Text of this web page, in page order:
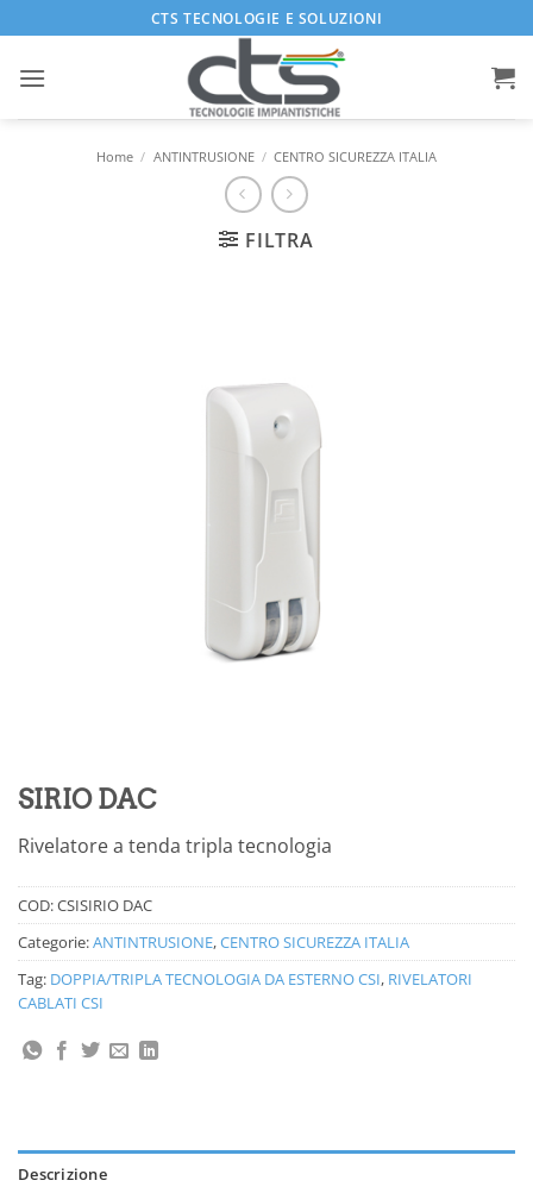
ai
contenuti
CTS TECNOLOGIE E SOLUZIONI
Home / ANTINTRUSIONE / CENTRO SICUREZZA ITALIA
FILTRA
SIRIO DAC
Rivelatore a tenda tripla tecnologia
COD:CSISIRIO DAC
Categorie:ANTINTRUSIONE,CENTRO SICUREZZA ITALIA
Tag: DOPPIA/TRIPLA TECNOLOGIA DA ESTERNO CSI, RIVELATORI
CABLATI CSI
Descrizione